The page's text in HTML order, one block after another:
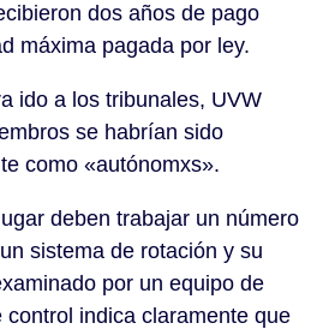
dos años de pago
máxima pagada por ley.
ido a los tribunales, UVW
se habrían sido
como «autónomxs».
deben trabajar un número
sistema de rotación y su
por un equipo de
indica claramente que